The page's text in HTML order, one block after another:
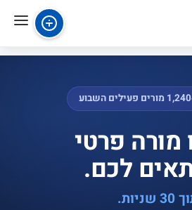
מורה פרטי
לכם.
שניות.